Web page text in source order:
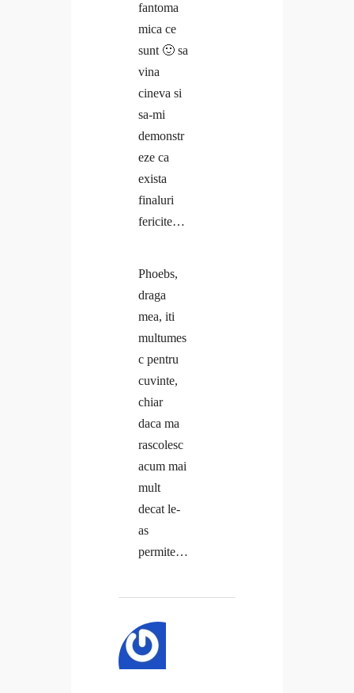
fantoma
mica ce
sunt 🙂 sa
vina
cineva si
sa-mi
demonstr
eze ca
exista
finaluri
fericite…
Phoebs,
draga
mea, iti
multumes
c pentru
cuvinte,
chiar
daca ma
rascolesc
acum mai
mult
decat le-
as
permite…